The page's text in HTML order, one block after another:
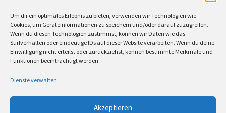
Um dir ein optimales Erlebnis zu bieten, verwenden wir Technologien wie
Cookies, um Geräteinformationen zu speichern und/oder darauf zuzugreifen.
Wenn du diesen Technologien zustimmst, können wir Daten wie das
Surfverhalten oder eindeutige IDs auf dieser Website verarbeiten. Wenn du deine
Einwilligung nicht erteilst oder zurückziehst, können bestimmte Merkmale und
Funktionen beeinträchtigt werden.
Dienste verwalten
Akzeptieren
NEUESTE BEITRÄGE
Sandrine Neye, Vivien Zippert, Klaus Graf und das
Stuttgart am 30.07.2026